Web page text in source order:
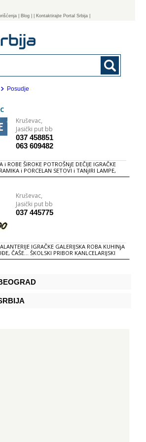
Blog | Kontaktirajte Portal Srbija |
Posudje
Kruševac,
Jasički put bb
037 458851
063 609482
i ROBE ŠIROKE POTROŠNjE DEČIJE IGRAČKE
i PORCELAN SETOVI i TANjIRI LAMPE,
POLICE STAKLENE ČAŠE ALBUMI, RAMOVI,
PAPIR, TRAKE SLAVSKI PROGRAM
Kruševac,
Jasički put bb
037 445775
IGRAČKE GALERIJSKA ROBA KUHINjA
ČAŠE... ŠKOLSKI PRIBOR KANLCELARIJSKI
PROGRAM BIŽUTERIJA: